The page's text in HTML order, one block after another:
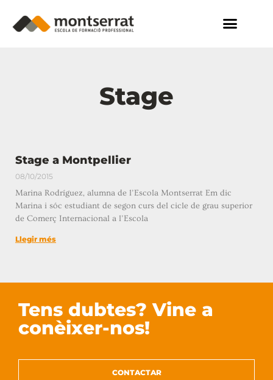
Stage
Stage a Montpellier
08/10/2015
Marina Rodríguez, alumna de l’Escola Montserrat Em dic
Marina i sóc estudiant de segon curs del cicle de grau superior
de Comerç Internacional a l’Escola
Llegir més
Tens dubtes? Vine a
conèixer-nos!
CONTACTAR